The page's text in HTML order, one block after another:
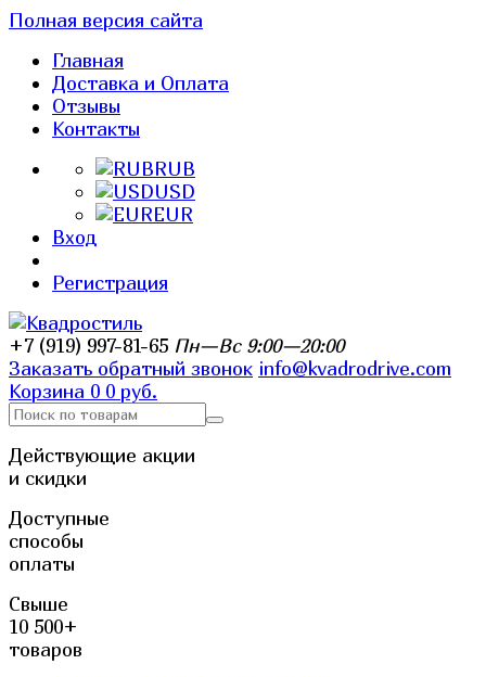
Полная версия сайта
Главная
Доставка и Оплата
Отзывы
Контакты
RUB
USD
EUR
Вход
Регистрация
+7 (919) 997-81-65 Пн—Вс 9:00—20:00
Заказать обратный звонок info@kvadrodrive.com
Корзина 0 0 руб.
Действующие акции
и скидки
Доступные
способы
оплаты
Свыше
10 500+
товаров